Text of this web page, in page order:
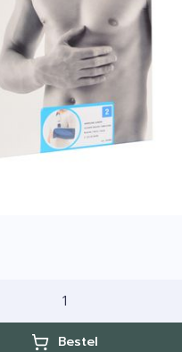
Kamertemperatuur (15°C -
25°C)
Bestel